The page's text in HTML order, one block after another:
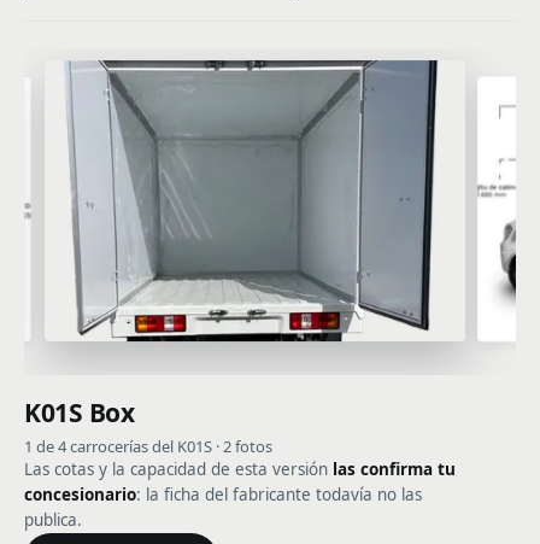
K01S Box
1 de 4 carrocerías del K01S · 2 fotos
Las cotas y la capacidad de esta versión las confirma tu
concesionario: la ficha del fabricante todavía no las
publica.